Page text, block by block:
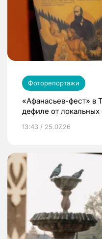
Фоторепортажи
«Афанасьев-фест» в
дефиле от локальных
13:43 / 25.07.26